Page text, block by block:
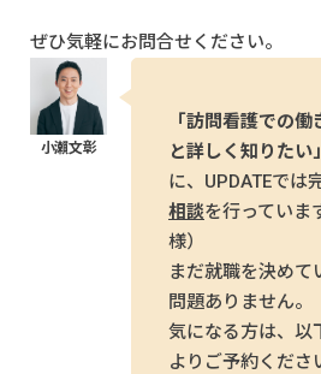
ぜひ気軽にお問合せください。
「訪問看護での
と詳しく知りたい」
に、UPDATEでは
相談を行っていま
様）
まだ就職を決めて
問題ありません。
気になる方は、以
よりご予約くださ